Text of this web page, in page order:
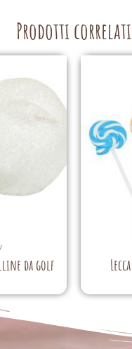
Prodotti correlati
da golf